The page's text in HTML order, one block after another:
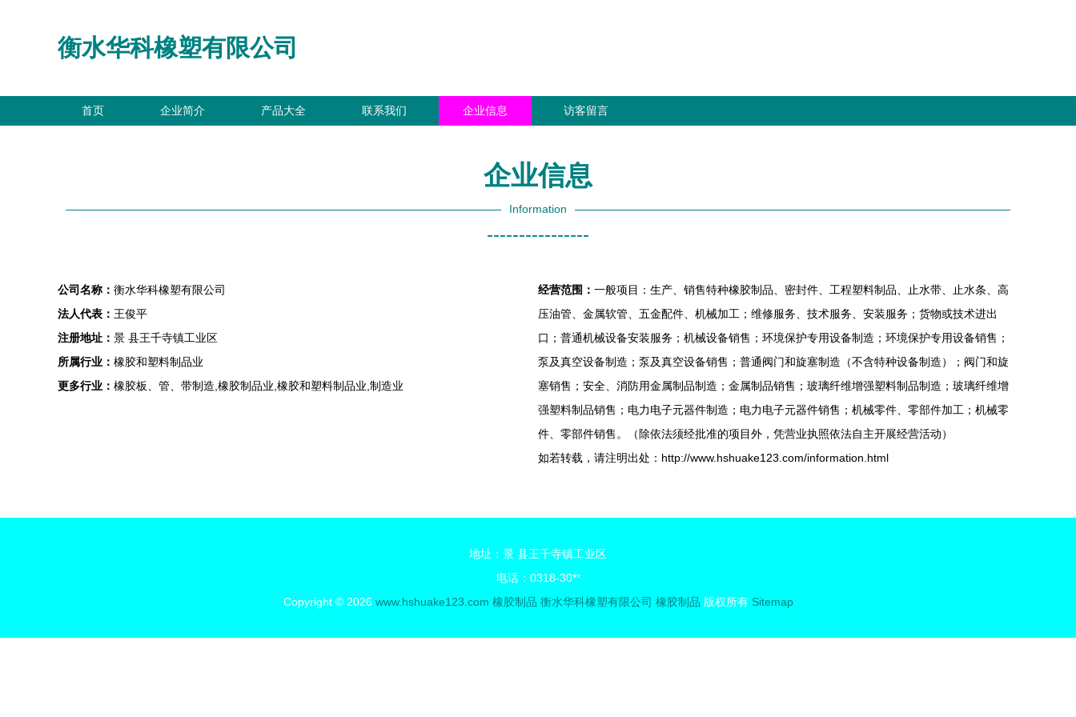
衡水华科橡塑有限公司
首页 企业简介 产品大全 联系我们 企业信息 访客留言
企业信息
Information
----------------
公司名称： 衡水华科橡塑有限公司
法人代表： 王俊平
注册地址： 景 县王千寺镇工业区
所属行业： 橡胶和塑料制品业
更多行业： 橡胶板、管、带制造,橡胶制品业,橡胶和塑料制品业,制造业
经营范围： 一般项目：生产、销售特种橡胶制品、密封件、工程塑料制品、止水带、止水条、高
压油管、金属软管、五金配件、机械加工；维修服务、技术服务、安装服务；货物或技术进出
口；普通机械设备安装服务；机械设备销售；环境保护专用设备制造；环境保护专用设备销售；
泵及真空设备制造；泵及真空设备销售；普通阀门和旋塞制造（不含特种设备制造）；阀门和旋
塞销售；安全、消防用金属制品制造；金属制品销售；玻璃纤维增强塑料制品制造；玻璃纤维增
强塑料制品销售；电力电子元器件制造；电力电子元器件销售；机械零件、零部件加工；机械零
件、零部件销售。（除依法须经批准的项目外，凭营业执照依法自主开展经营活动）
如若转载，请注明出处：http://www.hshuake123.com/information.html
地址：景 县王千寺镇工业区
电话：0318-30**
Copyright © 2026 www.hshuake123.com 橡胶制品 衡水华科橡塑有限公司 橡胶制品 版权所有 Sitemap